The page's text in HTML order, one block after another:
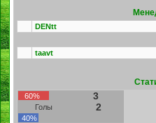
DENtt
taavt
60% 3
Голы 2
40%